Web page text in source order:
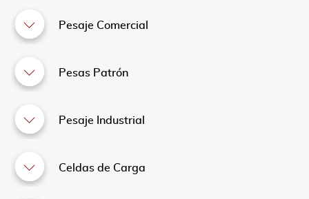
Pesaje Comercial
Pesas Patrón
Pesaje Industrial
Celdas de Carga